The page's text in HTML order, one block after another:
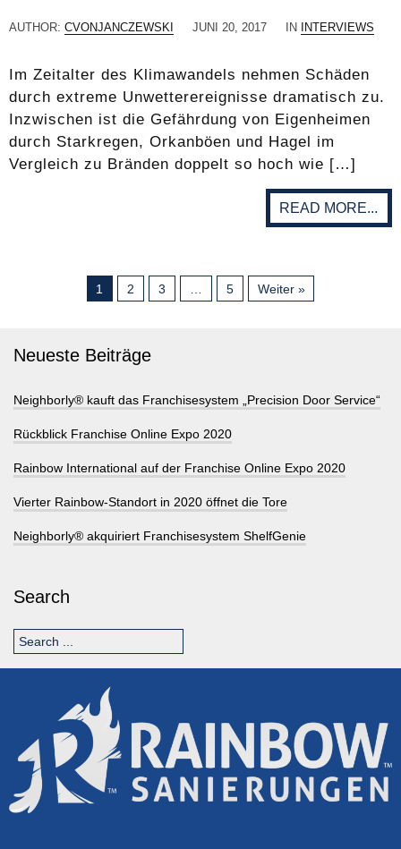
AUTHOR: CVONJANCZEWSKI JUNI 20, 2017 IN INTERVIEWS
Im Zeitalter des Klimawandels nehmen Schäden
durch extreme Unwetterereignisse dramatisch zu.
Inzwischen ist die Gefährdung von Eigenheimen
durch Starkregen, Orkanböen und Hagel im
Vergleich zu Bränden doppelt so hoch wie […]
READ MORE...
1 2 3 5 Weiter »
Neueste Beiträge
Neighborly® kauft das Franchisesystem „Precision Door Service“
Rückblick Franchise Online Expo 2020
Rainbow International auf der Franchise Online Expo 2020
Vierter Rainbow-Standort in 2020 öffnet die Tore
Neighborly® akquiriert Franchisesystem ShelfGenie
Search